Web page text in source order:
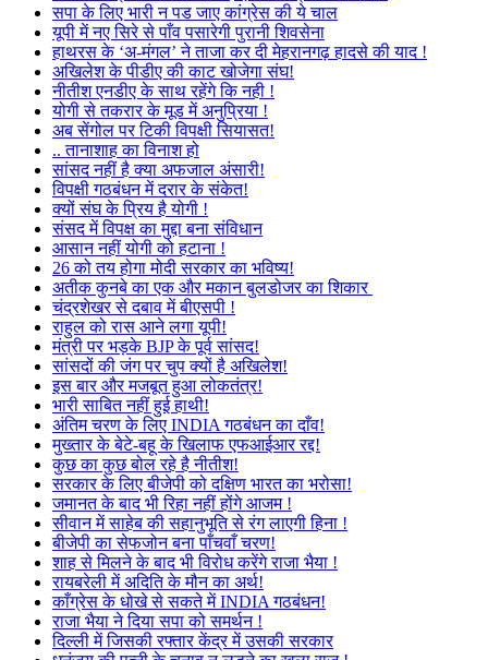
सपा के लिए भारी न पड जाए कांग्रेस की ये चाल
यूपी में नए सिरे से पाँव पसारेगी पुरानी शिवसेना
हाथरस के ‘अ-मंगल’ ने ताजा कर दी मेहरानगढ़ हादसे की याद !
अखिलेश के पीडीए की काट खोजेगा संघ!
नीतीश एनडीए के साथ रहेंगे कि नही !
योगी से तकरार के मूड में अनुप्रिया !
अब सेंगोल पर टिकी विपक्षी सियासत!
.. तानाशाह का विनाश हो
सांसद नहीं है क्या अफजाल अंसारी!
विपक्षी गठबंधन में दरार के संकेत!
क्यों संघ के प्रिय है योगी !
संसद में विपक्ष का मुद्दा बना संविधान
आसान नहीं योगी को हटाना !
26 को तय होगा मोदी सरकार का भविष्य!
अतीक कुनबे का एक और मकान बुलडोजर का शिकार
चंद्रशेखर से दबाव में बीएसपी !
राहुल को रास आने लगा यूपी!
मंत्री पर भड़के BJP के पूर्व सांसद!
सांसदों की जंग पर चुप क्यों है अखिलेश!
इस बार और मजबूत हुआ लोकतंत्र!
भारी साबित नहीं हुई हाथी!
अंतिम चरण के लिए INDIA गठबंधन का दाँव!
मुख्तार के बेटे-बहू के खिलाफ एफआईआर रद्द!
कुछ का कुछ बोल रहे है नीतीश!
सरकार के लिए बीजेपी को दक्षिण भारत का भरोसा!
जमानत के बाद भी रिहा नहीं होंगे आजम !
सीवान में साहेब की सहानुभूति से रंग लाएगी हिना !
बीजेपी का सेफजोन बना पाँचवाँ चरण!
शाह से मिलने के बाद भी विरोध करेंगे राजा भैया !
रायबरेली में अदिति के मौन का अर्थ!
काँग्रेस के धोखे से सकते में INDIA गठबंधन!
राजा भैया ने दिया सपा को समर्थन !
दिल्ली में जिसकी रफ्तार केंद्र में उसकी सरकार